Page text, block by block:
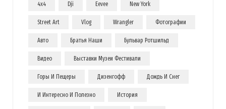
4x4 Dji Eevee New York
Street Art Vlog Wrangler Фотографии
Авто Братья Наши Бульвар Ротшильд
Видео Выставки Музеи Фестивали
Горы И Пещеры Дизенгофф Дождь И Снег
И Интересно И Полезно История